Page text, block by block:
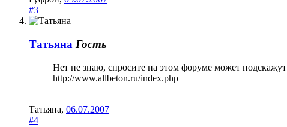
#3
Татьяна Гость
Нет не знаю, спросите на этом форуме может подскажут
http://www.allbeton.ru/index.php
Татьяна, 06.07.2007
#4